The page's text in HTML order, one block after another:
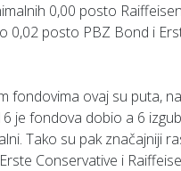
0,00 posto
0,02 posto PBZ Bond i
fondovima ovaj su puta,
je fondova dobio a 6
Tako su pak značajniji
Conservative i